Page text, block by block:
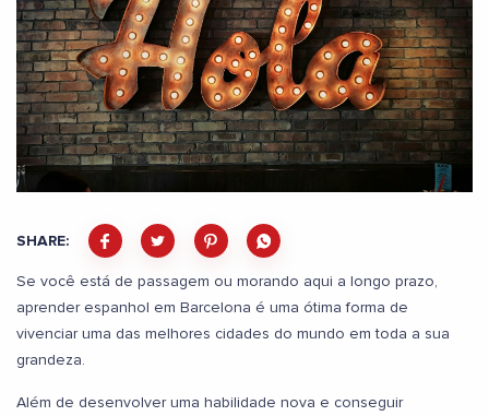
SHARE:
Se você está de passagem ou morando aqui a longo prazo,
aprender espanhol em Barcelona é uma ótima forma de
vivenciar uma das melhores cidades do mundo em toda a sua
grandeza.
Além de desenvolver uma habilidade nova e conseguir